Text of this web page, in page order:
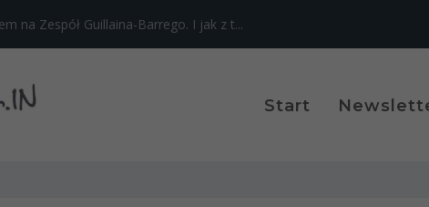
na Zespół Guillaina-Barrego. I jak z t...
Start